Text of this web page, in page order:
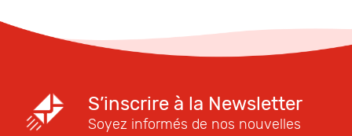
S’inscrire à la Newsletter
Soyez informés de nos nouvelles